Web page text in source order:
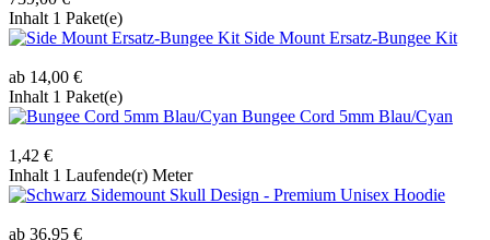
Inhalt 1 Paket(e)
Side Mount Ersatz-Bungee Kit
ab 14,00 €
Inhalt 1 Paket(e)
Bungee Cord 5mm Blau/Cyan
1,42 €
Inhalt 1 Laufende(r) Meter
Sidemount Skull Design - Premium Unisex Hoodie
ab 36,95 €